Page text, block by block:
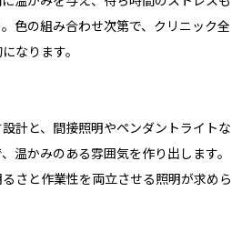
色の組み合わせ次第で、クリニック全
なります。
計と、間接照明やペンダントライトな
温かみのある雰囲気を作り出します。
さと作業性を両立させる照明が求めら